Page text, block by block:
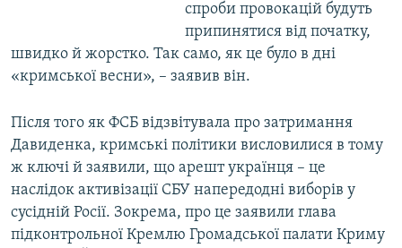
спроби провокацій будуть
припинятися від початку,
швидко й жорстко. Так само, як це було в дні
«кримської весни», – заявив він.
Після того як ФСБ відзвітувала про затримання
Давиденка, кримські політики висловилися в тому
ж ключі й заявили, що арешт українця – це
наслідок активізації СБУ напередодні виборів у
сусідній Росії. Зокрема, про це заявили глава
підконтрольної Кремлю Громадської палати Криму